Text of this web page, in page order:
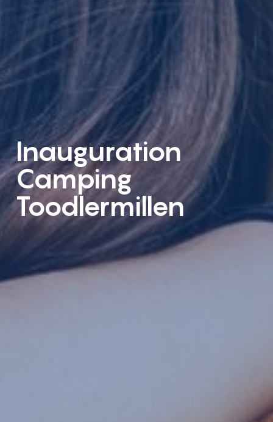
Inauguration
Camping
Toodlermillen